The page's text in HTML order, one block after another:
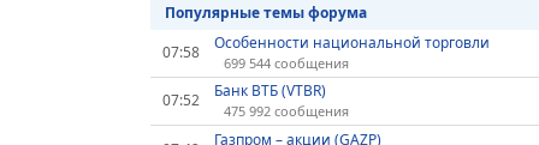
Популярные темы форума
07:58
Особенности национальной торговли
699 544 сообщения
07:52 Банк ВТБ (VTBR)
475 992 сообщения
Газпром – акции (GAZP)